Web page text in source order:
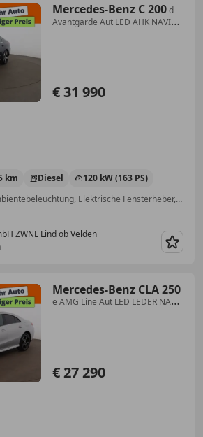
Mercedes-Benz C 200d
Avantgarde Aut LED AHK NAVI
€ 31 990
km Diesel
120 kW (163 PS)
Anhängerkupplung, Ambientebeleuchtung, Elektrische Fensterheber, Totwinkel-Assistent, Notrufsystem, Fernlichtassistent, Einparkhilfe Rückfahrkamera, Zentralverriegelung
ZWNL Lind ob Velden
Mercedes-Benz CLA 250
e AMG Line Aut LED LEDER NAVI
€ 27 290